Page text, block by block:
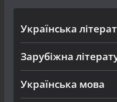
Українська
Зарубіжна
Українська мова